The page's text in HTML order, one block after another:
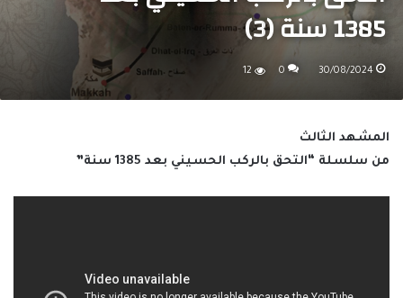
1385 سنة (3)
30/08/2024
0
12
المشهد الثالث
من سلسلة “التحق بالركب الحسيني بعد 1385 سنة”